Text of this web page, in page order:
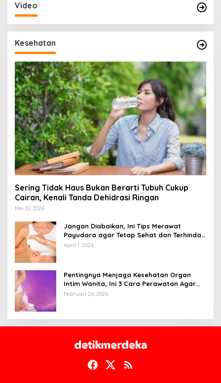
Video
Kesehatan
Sering Tidak Haus Bukan Berarti Tubuh Cukup
Cairan, Kenali Tanda Dehidrasi Ringan
Mei 10, 2026
Jangan Diabaikan, Ini Tips Merawat
Payudara agar Tetap Sehat dan Terhindar
dari Risiko Penyakit
April 1, 2026
Pentingnya Menjaga Kesehatan Organ
Intim Wanita, Ini 3 Cara Perawatan Agar
Tetap Bersih
Februari 26, 2026